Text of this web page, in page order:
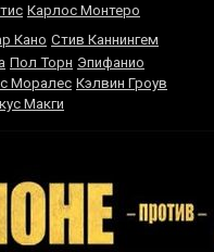
Карлос Монтеро
Кано Стив Каннингем
Пол Торн Эпифанио
Моралес Кэлвин Гроув
Макги